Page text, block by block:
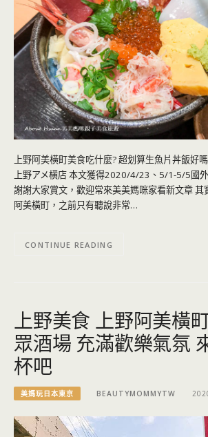
上野阿美橫町美食吃什麼? 超划算生魚片丼飯好
上野アメ横店 本文獲得2020/4/23、5/1-5/5國
謝謝大家賞文，歡迎常來美美媽咪家看新文章
阿美橫町，之前只有聽說非常…
CONTINUE READING
上野美食 上野阿美橫
眾酒場 充滿歡樂氣氛
杯吧
美媽玩日本東京 BEAUTYMOMMYTW